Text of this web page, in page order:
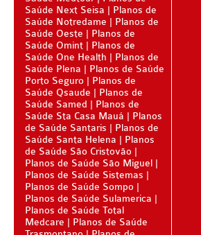
MEDICAL HEALTH PLANO DE SAÚDE INFANTIL
MED TOUR PLANO DE SAÚDE INFANTIL
PLENA PLANO DE SAÚDE INFANTIL
QSAUDE PLANO DE SAÚDE INFANTIL
SANTA HELENA PLANO DE SAÚDE INFANTIL
SÃO CRISTOVÃO PLANO DE SAÚDE INFANTIL
SÃO MIGUEL PLANO DE SAÚDE INFANTIL
STA CASA MAUÁ PLANO DE SAÚDE INFANTIL
TOTAL MEDCARE PLANO DE SAÚDE INFANTIL
Saúde Next Seisa
Planos de
Saúde Notredame
Planos de
Saúde Oeste
Planos de
Saúde Omint
Planos de
Saúde One Health
Planos de
Saúde Plena
Planos de Saúde
Porto Seguro
Planos de
Saúde Qsaude
Planos de
Saúde Samed
Planos de
Saúde Sta Casa Mauá
Planos
de Saúde Santaris
Planos de
Saúde Santa Helena
Planos
de Saúde São Cristovão
Planos de Saúde São Miguel
Planos de Saúde Sistemas
Planos de Saúde Sompo
Planos de Saúde Sulamerica
Planos de Saúde Total
Medcare
Planos de Saúde